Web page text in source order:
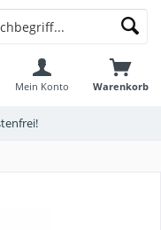
Warenkorb
Mein Konto